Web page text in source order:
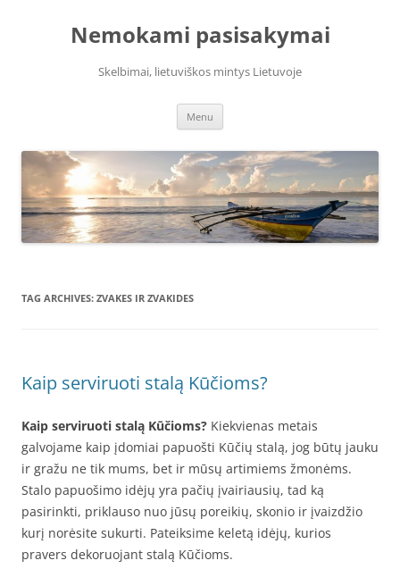
Nemokami pasisakymai
Skelbimai, lietuviškos mintys Lietuvoje
Menu
TAG ARCHIVES: ZVAKES IR ZVAKIDES
Kaip serviruoti stalą Kūčioms?
Kaip serviruoti stalą Kūčioms? Kiekvienas metais
galvojame kaip įdomiai papuošti Kūčių stalą, jog būtų jauku
ir gražu ne tik mums, bet ir mūsų artimiems žmonėms.
Stalo papuošimo idėjų yra pačių įvairiausių, tad ką
pasirinkti, priklauso nuo jūsų poreikių, skonio ir įvaizdžio
kurį norėsite sukurti. Pateiksime keletą idėjų, kurios
pravers dekoruojant stalą Kūčioms.